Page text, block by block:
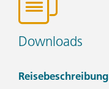
Downloads
Reisebeschreibung